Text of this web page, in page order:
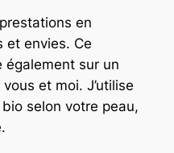
en
et envies. Ce
également sur un
et moi. J’utilise
selon votre peau,